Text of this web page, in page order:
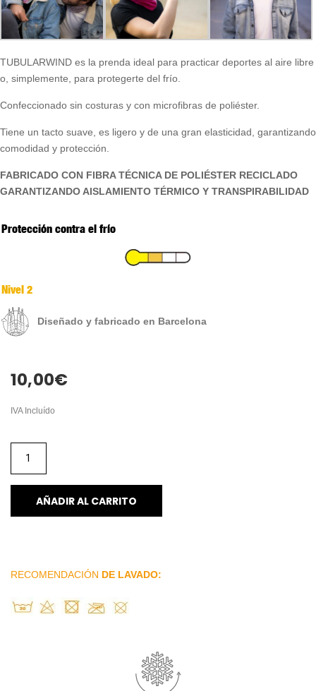
TUBULARWIND es la prenda ideal para practicar deportes al aire libre
o, simplemente, para protegerte del frío.
Confeccionado sin costuras y con microfibras de poliéster.
Tiene un tacto suave, es ligero y de una gran elasticidad, garantizando
comodidad y protección.
FABRICADO CON FIBRA TÉCNICA DE POLIÉSTER RECICLADO
GARANTIZANDO AISLAMIENTO TÉRMICO Y TRANSPIRABILIDAD
Protección contra el frío
Nivel 2
Diseñado y fabricado en Barcelona
10,00€
IVA Incluído
AÑADIR AL CARRITO
RECOMENDACIÓN DE LAVADO: